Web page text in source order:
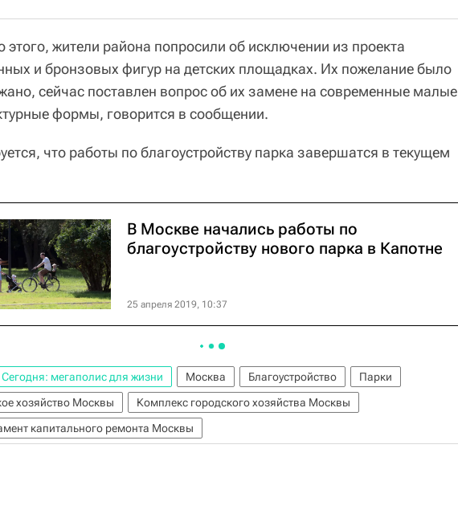
жители района попросили об исключении из проекта
и бронзовых фигур на детских площадках. Их пожелание было
сейчас поставлен вопрос об их замене на современные малые
формы, говорится в сообщении.
что работы по благоустройству парка завершатся в текущем
В Москве начались работы по
благоустройству нового парка в Капотне
25 апреля 2019, 10:37
мегаполис для жизни Москва Благоустройство
Парки
хозяйство Москвы
Комплекс городского хозяйства Москвы
капитального ремонта Москвы